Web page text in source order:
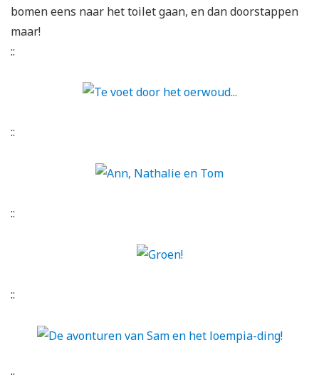
bomen eens naar het toilet gaan, en dan doorstappen
maar!
::
::
::
::